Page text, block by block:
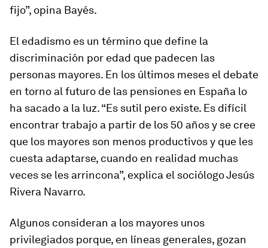
fijo”, opina Bayés.
El edadismo es un término que define la
discriminación por edad que padecen las
personas mayores. En los últimos meses el debate
en torno al futuro de las pensiones en España lo
ha sacado a la luz. “Es sutil pero existe. Es difícil
encontrar trabajo a partir de los 50 años y se cree
que los mayores son menos productivos y que les
cuesta adaptarse, cuando en realidad muchas
veces se les arrincona”, explica el sociólogo Jesús
Rivera Navarro.
Algunos consideran a los mayores unos
privilegiados porque, en líneas generales, gozan